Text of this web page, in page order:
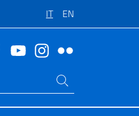
IT EN
live